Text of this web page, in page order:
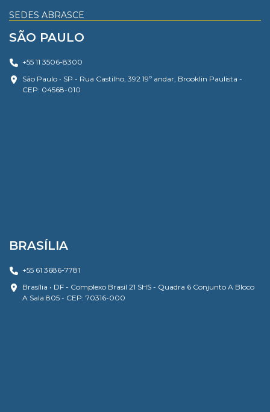
SEDES ABRASCE
SÃO PAULO
+55 11 3506-8300
São Paulo • SP - Rua Castilho, 392 19º andar, Brooklin Paulista -
CEP: 04568-010
BRASÍLIA
+55 61 3686-7781
Brasília • DF - Complexo Brasil 21 SHS - Quadra 6 Conjunto A Bloco
A Sala 805 - CEP: 70316-000